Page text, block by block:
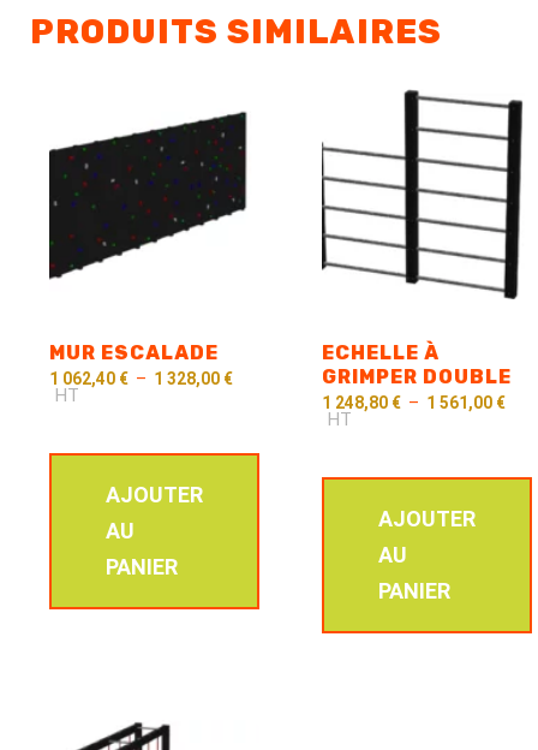
PRODUITS SIMILAIRES
MUR ESCALADE
1 062,40 € – 1 328,00 €
HT
AJOUTER
AU
PANIER
ECHELLE À
GRIMPER DOUBLE
1 248,80 € – 1 561,00 €
HT
AJOUTER
AU
PANIER